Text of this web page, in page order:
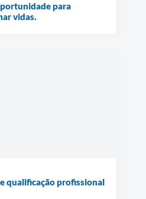
para
vidas.
qualificação profissional